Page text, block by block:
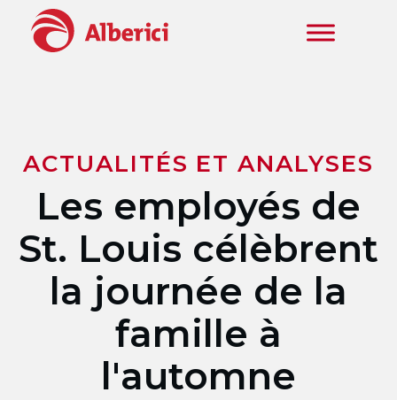
Skip to main content
ACTUALITÉS ET ANALYSES
Les employés de
St. Louis célèbrent
la journée de la
famille à
l'automne